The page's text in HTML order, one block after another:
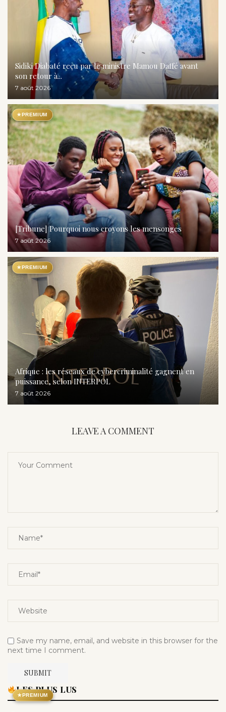
Sidiki Diabaté reçu par le ministre Mamou Daffé avant
son retour à...
7 août 2026
★PREMIUM
[Tribune] Pourquoi nous croyons les mensonges
7 août 2026
★PREMIUM
Afrique : les réseaux de cybercriminalité gagnent en
puissance, selon INTERPOL
7 août 2026
LEAVE A COMMENT
Save my name, email, and website in this browser for the
next time I comment.
★PREMIUM
LES PLUS LUS